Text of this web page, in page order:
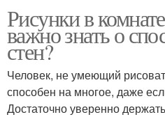
Рисунки в
важно знать о
стен?
Человек, не умеющий
способен на многое, даже
Достаточно уверенно